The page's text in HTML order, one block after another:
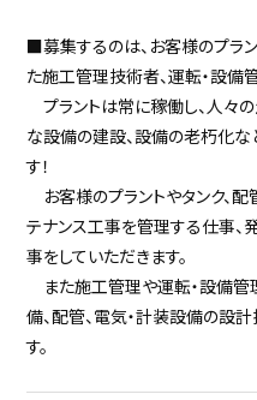
■募集するのは、お客様のプラ
た施工管理技術者、運転・設備
プラントは常に稼働し、人々
な設備の建設、設備の老朽化
す！
お客様のプラントやタンク、
テナンス工事を管理する仕事、
事をしていただきます。
また施工管理や運転・設備
備、配管、電気・計装設備の設
す。